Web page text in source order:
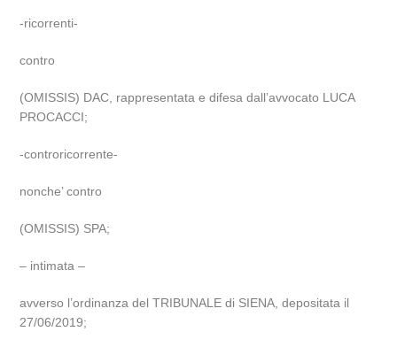
-ricorrenti-
contro
(OMISSIS) DAC, rappresentata e difesa dall’avvocato LUCA
PROCACCI;
-controricorrente-
nonche’ contro
(OMISSIS) SPA;
– intimata –
avverso l’ordinanza del TRIBUNALE di SIENA, depositata il
27/06/2019;